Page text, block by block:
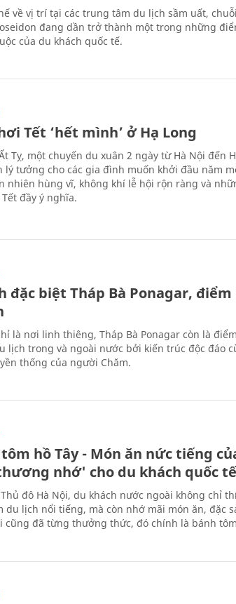
về vị trí tại các trung tâm du lịch sầm uất,
đang dần trở thành một trong những
của du khách quốc tế.
Tết ‘hết mình’ ở Hạ Long
Tỵ, một chuyến du xuân 2 ngày từ Hà Nội đến
lý tưởng cho các gia đình muốn khởi đầu năm
nhiên hùng vĩ, không khí lễ hội rộn ràng và
đầy ý nghĩa.
đặc biệt Tháp Bà Ponagar,
là nơi linh thiêng, Tháp Bà Ponagar còn là
lịch trong và ngoài nước bởi kiến trúc độc đáo
thống của người Chăm.
hồ Tây - Món ăn nức tiếng
nhớ' cho du khách quốc tế
đô Hà Nội, du khách nước ngoài không chỉ
du lịch nổi tiếng, mà còn nhớ mãi món ăn, đặc
cũng đã từng thưởng thức, đó chính là bánh